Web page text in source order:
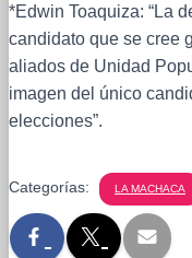
*Edwin Toaquiza: “La
candidato que se cree
aliados de Unidad
imagen del único
elecciones”.
Categorías: LA MACHACA